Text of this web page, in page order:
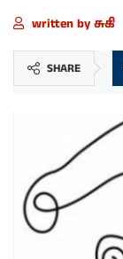
written by சுகி
SHARE